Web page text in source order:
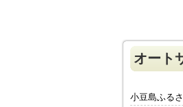
オート
小豆島ふる